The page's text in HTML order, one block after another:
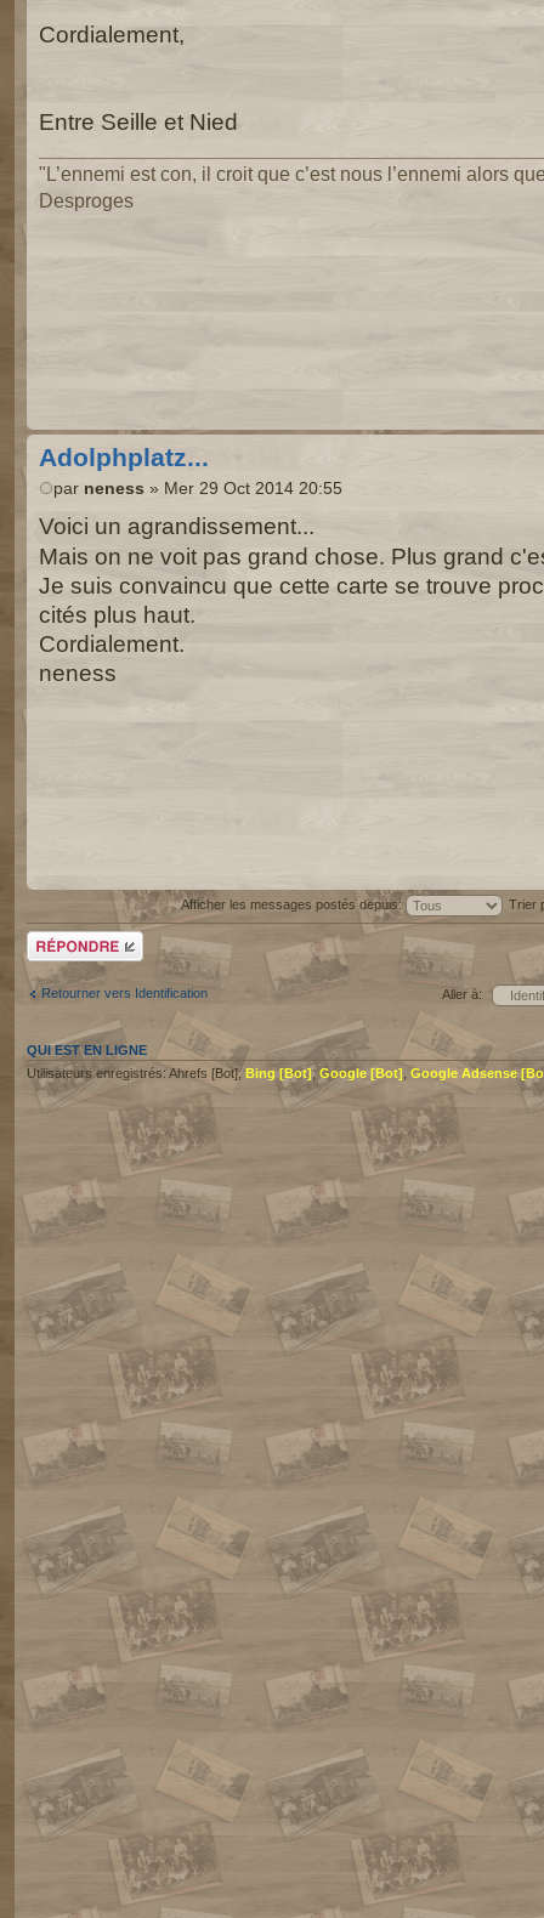
Cordialement,
Entre Seille et Nied
"L’ennemi est con, il croit que c’est nous l’ennemi alors
Desproges
Adolphplatz...
par neness » Mer 29 Oct 2014 20:55
Voici un agrandissement...
Mais on ne voit pas grand chose. Plus grand
Je suis convaincu que cette carte se trouve
cités plus haut.
Cordialement.
neness
Afficher les messages postés depuis: Trier
Répondre
Retourner vers Identification Aller à:
QUI EST EN LIGNE
Utilisateurs enregistrés: Ahrefs [Bot],Bing [Bot], Google [Bot] Google Adsense